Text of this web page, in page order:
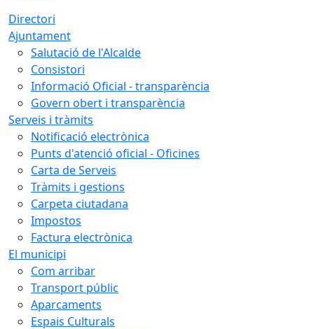
Directori
Ajuntament
Salutació de l'Alcalde
Consistori
Informació Oficial - transparència
Govern obert i transparència
Serveis i tràmits
Notificació electrònica
Punts d'atenció oficial - Oficines
Carta de Serveis
Tràmits i gestions
Carpeta ciutadana
Impostos
Factura electrònica
El municipi
Com arribar
Transport públic
Aparcaments
Espais Culturals